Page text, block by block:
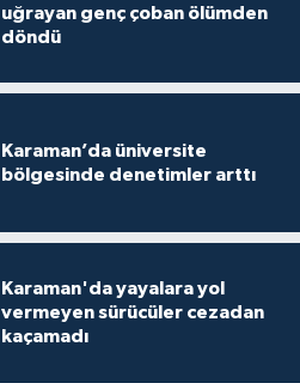
uğrayan genç çoban ölümden
döndü
Karaman’da üniversite
bölgesinde denetimler arttı
Karaman'da yayalara yol
vermeyen sürücüler cezadan
kaçamadı